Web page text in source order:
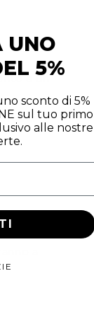
e un
a
UNO
5%
sconto di 5%
sul tuo primo
alle nostre